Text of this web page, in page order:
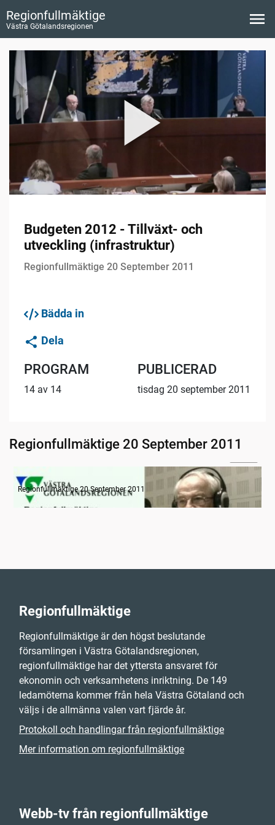
Regionfullmäktige
Västra Götalandsregionen
Budgeten 2012 - Tillväxt- och
utveckling (infrastruktur)
Regionfullmäktige 20 September 2011
Bädda in
Dela
PROGRAM
14 av 14
PUBLICERAD
tisdag 20 september 2011
Regionfullmäktige 20 September 2011
Radion informerar
Regionfullmäktige 20 September 2011
Regionfullmäktige
Regionfullmäktige är den högst beslutande
församlingen i Västra Götalandsregionen,
regionfullmäktige har det yttersta ansvaret för
ekonomin och verksamhetens inriktning. De 149
ledamöterna kommer från hela Västra Götaland och
väljs i de allmänna valen vart fjärde år.
Protokoll och handlingar från regionfullmäktige
Mer information om regionfullmäktige
Webb-tv från regionfullmäktige